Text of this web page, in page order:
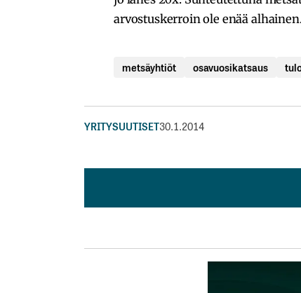
arvostuskerroin ole enää
metsäyhtiöt osavuosikatsaus
YRITYSUUTISET30.1.2014